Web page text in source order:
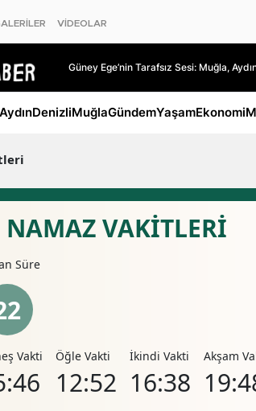
VİDEOLAR
Güney Ege’nin Tarafsız Sesi: Muğla,
AydınDenizliMuğlaGündemYaşamEkonomi
NAMAZ VAKİTLERİ
Süre
Vakti Öğle Vakti
12:52
İkindi Vakti
16:38
Akşam